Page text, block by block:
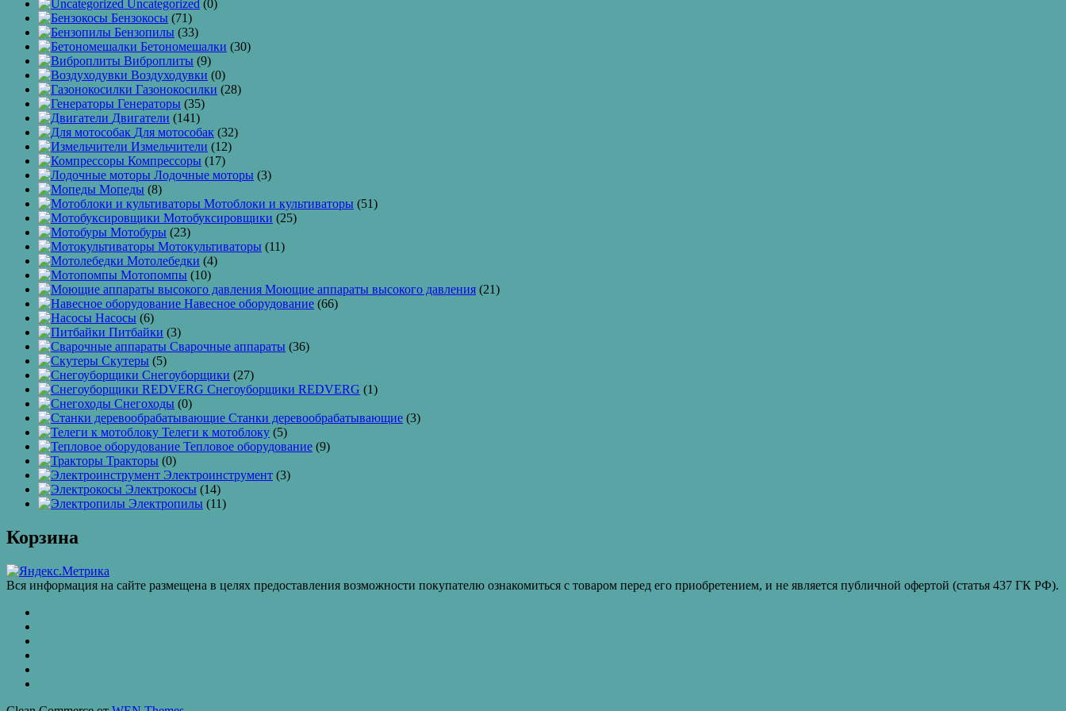
Uncategorized (0)
Бензокосы (71)
Бензопилы (33)
Бетономешалки (30)
Виброплиты (9)
Воздуходувки (0)
Газонокосилки (28)
Генераторы (35)
Двигатели (141)
Для мотособак (32)
Измельчители (12)
Компрессоры (17)
Лодочные моторы (3)
Мопеды (8)
Мотоблоки и культиваторы (51)
Мотобуксировщики (25)
Мотобуры (23)
Мотокультиваторы (11)
Мотолебедки (4)
Мотопомпы (10)
Моющие аппараты высокого давления (21)
Навесное оборудование (66)
Насосы (6)
Питбайки (3)
Сварочные аппараты (36)
Скутеры (5)
Снегоуборщики (27)
Снегоуборщики REDVERG (1)
Снегоходы (0)
Станки деревообрабатывающие (3)
Телеги к мотоблоку (5)
Тепловое оборудование (9)
Тракторы (0)
Электроинструмент (3)
Электрокосы (14)
Электропилы (11)
Корзина
Вся информация на сайте размещена в целях предоставления возможности покупателю ознакомиться с товаром перед его приобретением, и не является публичной офертой (статья 437 ГК РФ).